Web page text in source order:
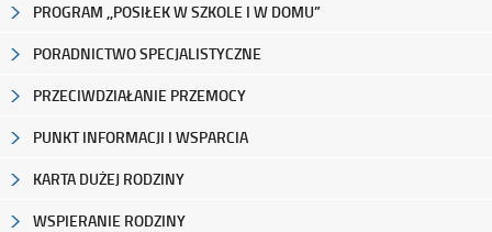
PROGRAM ,,POSIŁEK W SZKOLE I W DOMU”
PORADNICTWO SPECJALISTYCZNE
PRZECIWDZIAŁANIE PRZEMOCY
PUNKT INFORMACJI I WSPARCIA
KARTA DUŻEJ RODZINY
WSPIERANIE RODZINY